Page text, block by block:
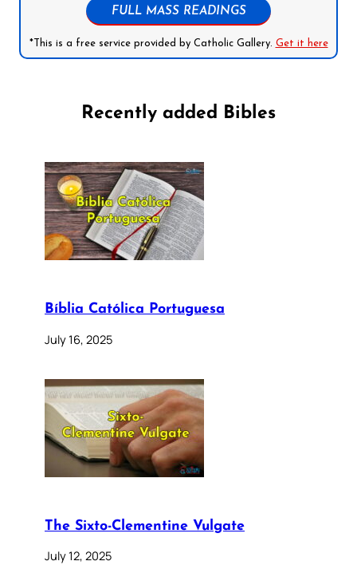
FULL MASS READINGS
*This is a free service provided by Catholic Gallery. Get it here
Recently added Bibles
Bíblia Católica Portuguesa
July 16, 2025
The Sixto-Clementine Vulgate
July 12, 2025